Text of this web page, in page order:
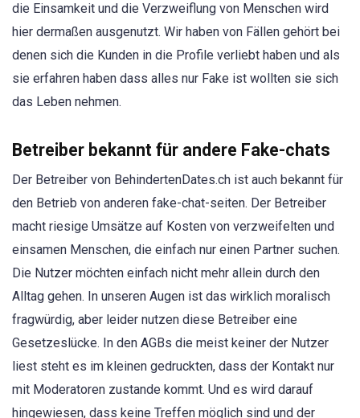
die Einsamkeit und die Verzweiflung von Menschen wird
hier dermaßen ausgenutzt. Wir haben von Fällen gehört bei
denen sich die Kunden in die Profile verliebt haben und als
sie erfahren haben dass alles nur Fake ist wollten sie sich
das Leben nehmen.
Betreiber bekannt für andere Fake-chats
Der Betreiber von BehindertenDates.ch ist auch bekannt für
den Betrieb von anderen fake-chat-seiten. Der Betreiber
macht riesige Umsätze auf Kosten von verzweifelten und
einsamen Menschen, die einfach nur einen Partner suchen.
Die Nutzer möchten einfach nicht mehr allein durch den
Alltag gehen. In unseren Augen ist das wirklich moralisch
fragwürdig, aber leider nutzen diese Betreiber eine
Gesetzeslücke. In den AGBs die meist keiner der Nutzer
liest steht es im kleinen gedruckten, dass der Kontakt nur
mit Moderatoren zustande kommt. Und es wird darauf
hingewiesen, dass keine Treffen möglich sind und der